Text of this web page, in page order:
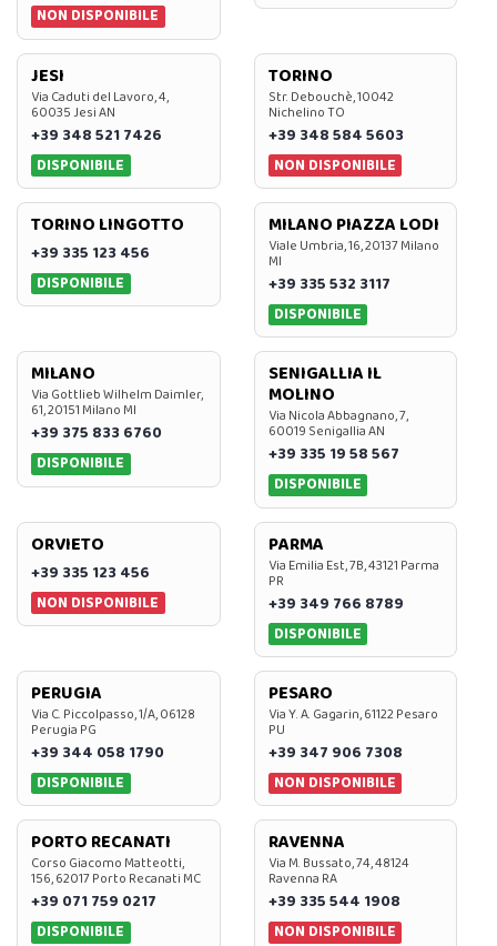
NON DISPONIBILE
JESI
Via Caduti del Lavoro, 4,
60035 Jesi AN
+39 348 521 7426
DISPONIBILE
TORINO
Str. Debouchè, 10042
Nichelino TO
+39 348 584 5603
NON DISPONIBILE
TORINO LINGOTTO
+39 335 123 456
DISPONIBILE
MILANO PIAZZA LODI
Viale Umbria, 16, 20137 Milano
MI
+39 335 532 3117
DISPONIBILE
MILANO
Via Gottlieb Wilhelm Daimler,
61, 20151 Milano MI
+39 375 833 6760
DISPONIBILE
SENIGALLIA IL
MOLINO
Via Nicola Abbagnano, 7,
60019 Senigallia AN
+39 335 19 58 567
DISPONIBILE
ORVIETO
+39 335 123 456
NON DISPONIBILE
PARMA
Via Emilia Est, 7B, 43121 Parma
PR
+39 349 766 8789
DISPONIBILE
PERUGIA
Via C. Piccolpasso, 1/A, 06128
Perugia PG
+39 344 058 1790
DISPONIBILE
PESARO
Via Y. A. Gagarin, 61122 Pesaro
PU
+39 347 906 7308
NON DISPONIBILE
PORTO RECANATI
Corso Giacomo Matteotti,
156, 62017 Porto Recanati MC
+39 071 759 0217
DISPONIBILE
RAVENNA
Via M. Bussato, 74, 48124
Ravenna RA
+39 335 544 1908
NON DISPONIBILE